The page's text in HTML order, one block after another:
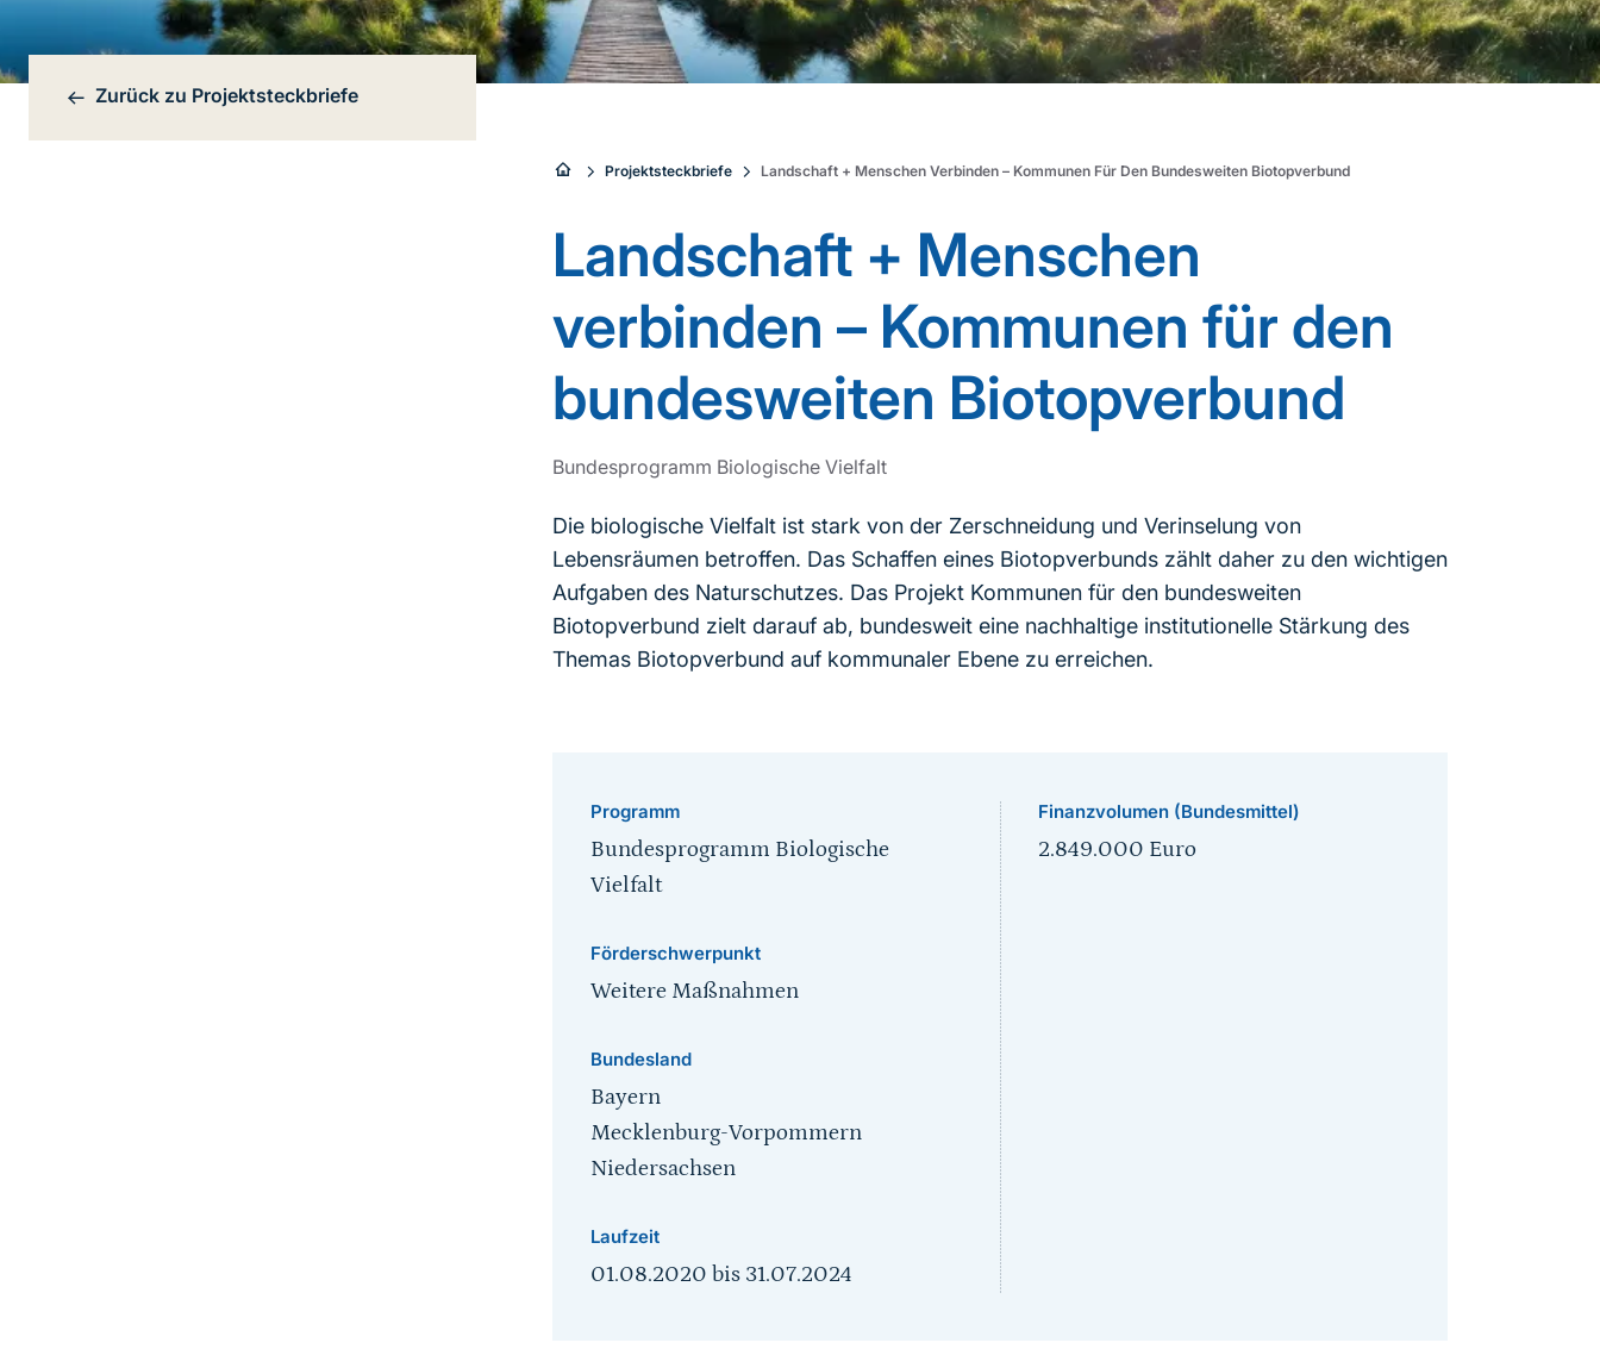
Bereichsnavigation
Zurück zu Projektsteckbriefe
Sie
sind
hier:
Projektsteckbriefe Landschaft + Menschen Verbinden – Kommunen Für Den Bundesweiten Biotopverbund
Landschaft + Menschen
verbinden – Kommunen für den
bundesweiten Biotopverbund
Bundesprogramm Biologische Vielfalt
Die biologische Vielfalt ist stark von der Zerschneidung und Verinselung von
Lebensräumen betroffen. Das Schaffen eines Biotopverbunds zählt daher zu den wichtigen
Aufgaben des Naturschutzes. Das Projekt Kommunen für den bundesweiten
Biotopverbund zielt darauf ab, bundesweit eine nachhaltige institutionelle Stärkung des
Themas Biotopverbund auf kommunaler Ebene zu erreichen.
Programm
Bundesprogramm Biologische
Vielfalt
Förderschwerpunkt
Weitere Maßnahmen
Bundesland
Bayern
Mecklenburg-Vorpommern
Niedersachsen
Laufzeit
01.08.2020 bis 31.07.2024
Finanzvolumen (Bundesmittel)
2.849.000 Euro